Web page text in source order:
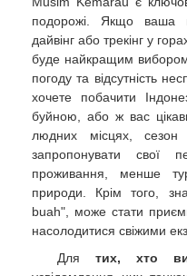
подорожі. Якщо ваша
дайвінг або трекінг у
буде найкращим вибором,
погоду та відсутність
хочете побачити
буйною, або ж вас
людних місцях,
запропонувати
проживання, менше
природи. Крім того,
buah", може стати
насолодитися свіжими
Для тих, хто